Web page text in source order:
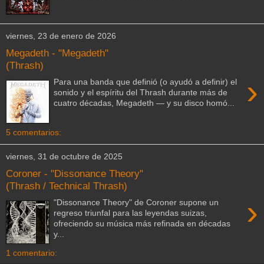
viernes, 23 de enero de 2026
Megadeth - "Megadeth"
(Thrash)
›
Para una banda que definió (o ayudó a definir) el
sonido y el espíritu del Thrash durante más de
cuatro décadas, Megadeth — y su disco homó...
5 comentarios:
viernes, 31 de octubre de 2025
Coroner - "Dissonance Theory"
(Thrash / Technical Thrash)
›
"Dissonance Theory" de Coroner supone un
regreso triunfal para las leyendas suizas,
ofreciendo su música más refinada en décadas
y...
1 comentario: